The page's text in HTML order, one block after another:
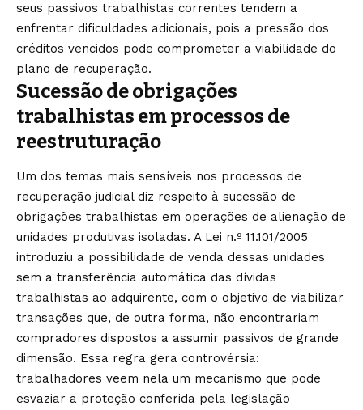
seus passivos trabalhistas correntes tendem a
enfrentar dificuldades adicionais, pois a pressão dos
créditos vencidos pode comprometer a viabilidade do
plano de recuperação.
Sucessão de obrigações
trabalhistas em processos de
reestruturação
Um dos temas mais sensíveis nos processos de
recuperação judicial diz respeito à sucessão de
obrigações trabalhistas em operações de alienação de
unidades produtivas isoladas. A Lei n.º 11.101/2005
introduziu a possibilidade de venda dessas unidades
sem a transferência automática das dívidas
trabalhistas ao adquirente, com o objetivo de viabilizar
transações que, de outra forma, não encontrariam
compradores dispostos a assumir passivos de grande
dimensão. Essa regra gera controvérsia:
trabalhadores veem nela um mecanismo que pode
esvaziar a proteção conferida pela legislação